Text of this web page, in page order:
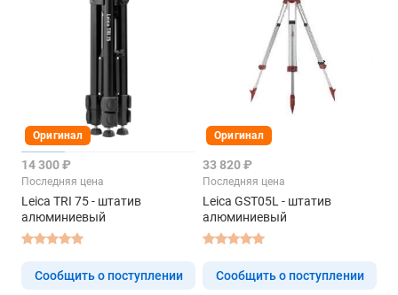
Оригинал
14 300 ₽
Последняя цена
Leica TRI 75 - штатив
алюминиевый
Сообщить о поступлении
Оригинал
33 820 ₽
Последняя цена
Leica GST05L - штатив
алюминиевый
Сообщить о поступлении